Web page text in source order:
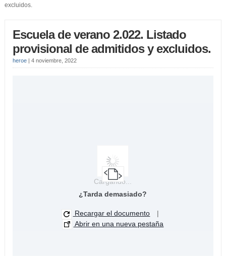
excluidos.
Escuela de verano 2.022. Listado
provisional de admitidos y excluidos.
heroe| 4 noviembre, 2022
Cargando...
¿Tarda demasiado?
Recargar el documento
|
Abrir en una nueva pestaña